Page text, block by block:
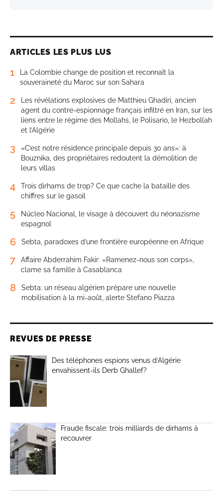
ARTICLES LES PLUS LUS
1
La Colombie change de position et reconnaît la
souveraineté du Maroc sur son Sahara
2
Les révélations explosives de Matthieu Ghadiri, ancien
agent du contre-espionnage français infiltré en Iran, sur les
liens entre le régime des Mollahs, le Polisario, le Hezbollah
et l’Algérie
3
«C’est notre résidence principale depuis 30 ans»: à
Bouznika, des propriétaires redoutent la démolition de
leurs villas
4
Trois dirhams de trop? Ce que cache la bataille des
chiffres sur le gasoil
5
Núcleo Nacional, le visage à découvert du néonazisme
espagnol
6 Sebta, paradoxes d’une frontière européenne en Afrique
7
Affaire Abderrahim Fakir: «Ramenez-nous son corps»,
clame sa famille à Casablanca
8
Sebta: un réseau algérien prépare une nouvelle
mobilisation à la mi-août, alerte Stefano Piazza
REVUES DE PRESSE
Des téléphones espions venus d’Algérie
envahissent-ils Derb Ghallef?
Fraude fiscale: trois milliards de dirhams à
recouvrer